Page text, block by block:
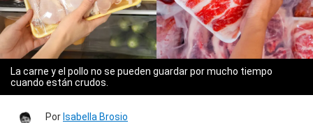
La carne y el pollo no se pueden guardar por mucho tiempo
cuando están crudos.
Por Isabella Brosio